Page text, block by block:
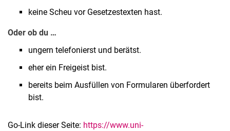
keine Scheu vor Gesetzestexten hast.
Oder ob du …
ungern telefonierst und berätst.
eher ein Freigeist bist.
bereits beim Ausfüllen von Formularen überfordert
bist.
Go-Link dieser Seite: https://www.uni-